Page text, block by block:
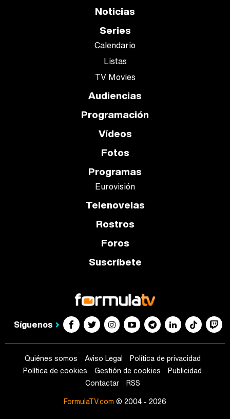
Noticias
Series
Calendario
Listas
TV Movies
Audiencias
Programación
Vídeos
Fotos
Programas
Eurovisión
Telenovelas
Rostros
Foros
Suscríbete
Síguenos
Quiénes somos Aviso Legal
Política de privacidad
Política de cookies
Gestión de cookies
Publicidad
Contactar
RSS
FormulaTV.com © 2004 - 2026